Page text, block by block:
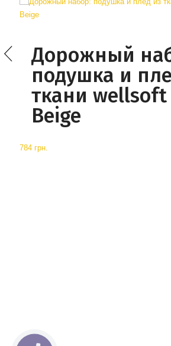
Дорожный
подушка и
ткани wellsoft
Beige
784 грн.